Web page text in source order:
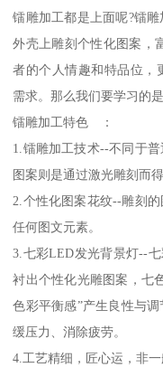
镭雕加工都是上面呢?镭
外壳上雕刻个性化图案，
者的个人情趣和特品位，
需求。那么我们要学习的
镭雕加工特色 ：
1.镭雕加工技术--不同于
图案则是通过激光雕刻而
2.个性化图案花纹--雕刻
任何图文元素。
3.七彩LED发光背景灯--
衬出个性化光雕图案，七
色彩平衡感”产生良性与
缓压力、消除疲劳。
4.工艺精细，匠心运，非一